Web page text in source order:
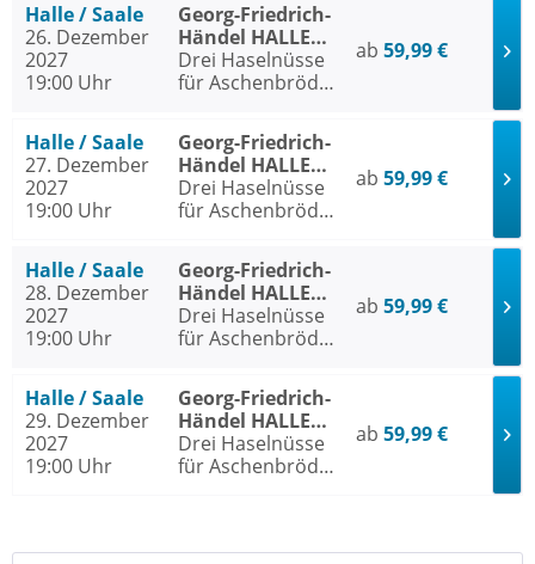
Halle / Saale
26. Dezember
2027
19:00 Uhr
Georg-Friedrich-
Händel HALLE
Halle / Saale
Drei Haselnüsse
für Aschenbrödel
ab 59,99 €
Halle / Saale
27. Dezember
2027
19:00 Uhr
Georg-Friedrich-
Händel HALLE
Halle / Saale
Drei Haselnüsse
für Aschenbrödel
ab 59,99 €
Halle / Saale
28. Dezember
2027
19:00 Uhr
Georg-Friedrich-
Händel HALLE
Halle / Saale
Drei Haselnüsse
für Aschenbrödel
ab 59,99 €
Halle / Saale
29. Dezember
2027
19:00 Uhr
Georg-Friedrich-
Händel HALLE
Halle / Saale
Drei Haselnüsse
für Aschenbrödel
ab 59,99 €